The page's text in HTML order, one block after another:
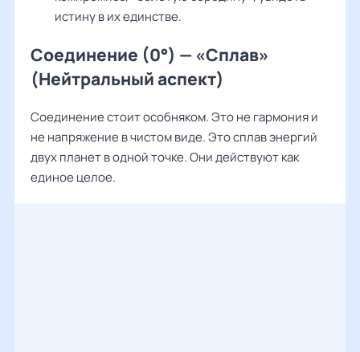
истину в их единстве.
Соединение (0°) — «Сплав»
(Нейтральный аспект)
Соединение стоит особняком. Это не гармония и
не напряжение в чистом виде. Это сплав энергий
двух планет в одной точке. Они действуют как
единое целое.